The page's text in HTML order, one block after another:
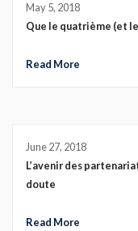
May 5, 2018
Que le quatrième (et
Read More
June 27, 2018
L’avenir des
doute
Read More